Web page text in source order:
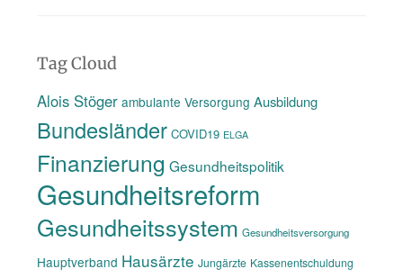
Tag Cloud
Alois Stöger ambulante Versorgung Ausbildung
Bundesländer COVID19 ELGA
Finanzierung Gesundheitspolitik
Gesundheitsreform
Gesundheitssystem Gesundheitsversorgung
Hauptverband Hausärzte Jungärzte Kassenentschuldung